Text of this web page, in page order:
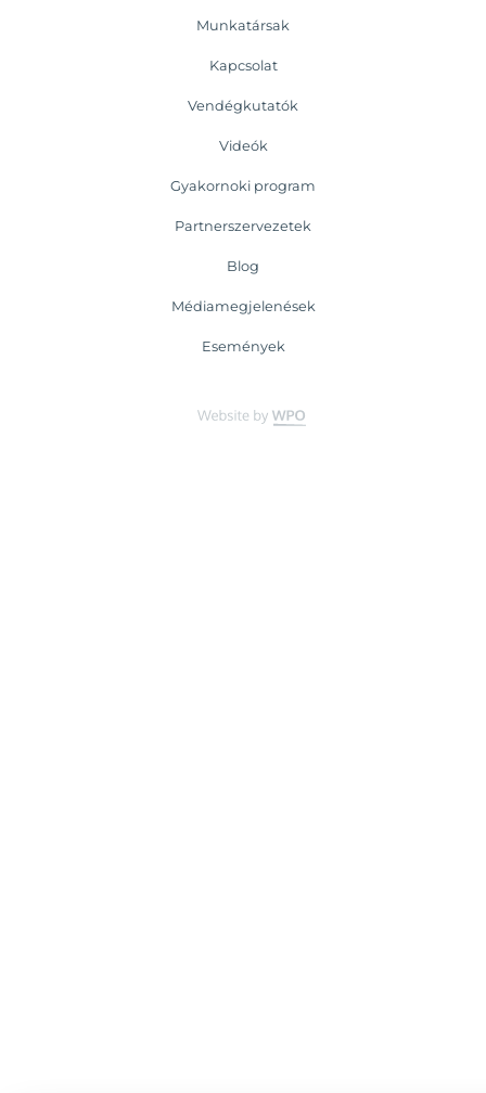
Munkatársak
Kapcsolat
Vendégkutatók
Videók
Gyakornoki program
Partnerszervezetek
Blog
Médiamegjelenések
Események